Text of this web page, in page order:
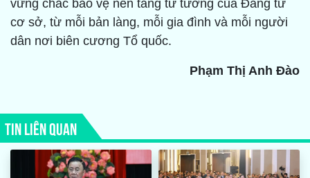
vững chắc bảo vệ nền tảng tư tưởng của Đảng từ
cơ sở, từ mỗi bản làng, mỗi gia đình và mỗi người
dân nơi biên cương Tổ quốc.
Phạm Thị Anh Đào
TIN LIÊN QUAN